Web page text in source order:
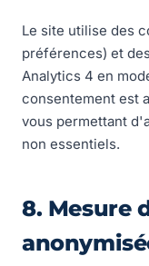
Le site utilise des
préférences) et
Analytics 4 en
consentement est
vous permettant
non essentiels.
8. Mesure